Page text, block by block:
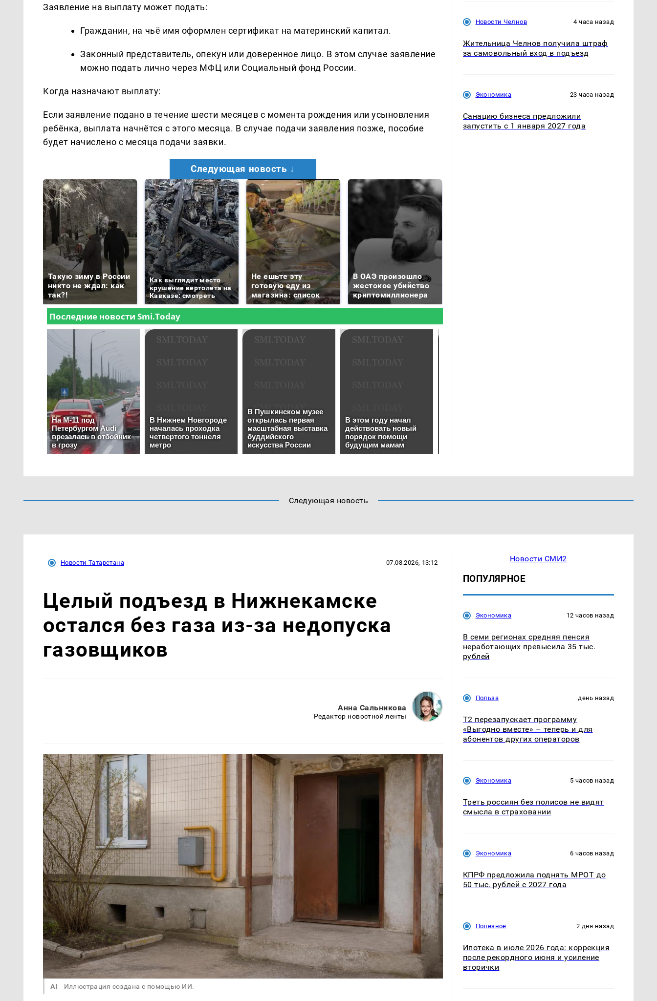
Заявление на выплату может подать:
Гражданин, на чьё имя оформлен сертификат на материнский капитал.
Законный представитель, опекун или доверенное лицо. В этом случае заявление
можно подать лично через МФЦ или Социальный фонд России.
Когда назначают выплату:
Если заявление подано в течение шести месяцев с момента рождения или усыновления
ребёнка, выплата начнётся с этого месяца. В случае подачи заявления позже, пособие
будет начислено с месяца подачи заявки.
Следующая новость ↓
Такую зиму в России
никто не ждал: как
так?!
Как выглядит место
крушение вертолета на
Кавказе: смотреть
Не ешьте эту
готовую еду из
магазина: список
В ОАЭ произошло
жестокое убийство
криптомиллионера
Новости Челнов 4 часа назад
Жительница Челнов получила штраф
за самовольный вход в подъезд
Экономика 23 часа назад
Санацию бизнеса предложили
запустить с 1 января 2027 года
Следующая новость
Новости Татарстана 07.08.2026, 13:12
Целый подъезд в Нижнекамске
остался без газа из-за недопуска
газовщиков
Анна Сальникова
Редактор новостной ленты
AI Иллюстрация создана с помощью ИИ.
Новости СМИ2
ПОПУЛЯРНОЕ
Экономика 12 часов назад
В семи регионах средняя пенсия
неработающих превысила 35 тыс.
рублей
Польза день назад
Т2 перезапускает программу
«Выгодно вместе» – теперь и для
абонентов других операторов
Экономика 5 часов назад
Треть россиян без полисов не видят
смысла в страховании
Экономика 6 часов назад
КПРФ предложила поднять МРОТ до
50 тыс. рублей с 2027 года
Полезное 2 дня назад
Ипотека в июле 2026 года: коррекция
после рекордного июня и усиление
вторички